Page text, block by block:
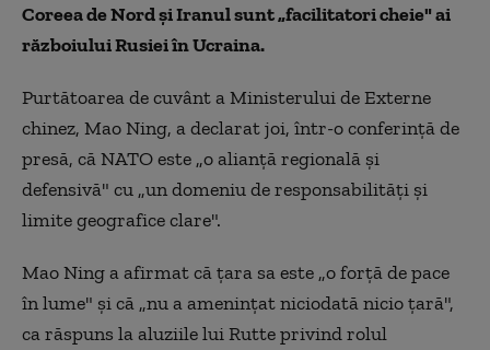
Coreea de Nord şi Iranul sunt „facilitatori cheie" ai
războiului Rusiei în Ucraina.
Purtătoarea de cuvânt a Ministerului de Externe
chinez, Mao Ning, a declarat joi, într-o conferinţă de
presă, că NATO este „o alianţă regională şi
defensivă" cu „un domeniu de responsabilităţi şi
limite geografice clare".
Mao Ning a afirmat că ţara sa este „o forţă de pace
în lume" şi că „nu a ameninţat niciodată nicio ţară",
ca răspuns la aluziile lui Rutte privind rolul